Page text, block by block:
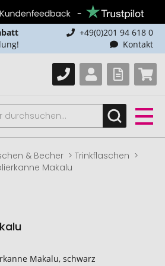
+49(0)201 94 618 0
Kontakt
& Becher
Trinkflaschen
Makalu